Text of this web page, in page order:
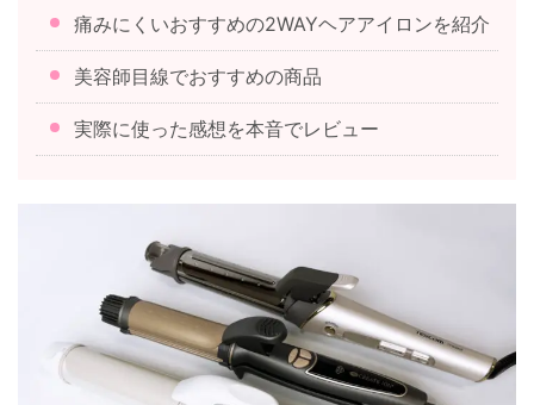
痛みにくいおすすめの2WAYヘアアイロンを紹介
美容師目線でおすすめの商品
実際に使った感想を本音でレビュー